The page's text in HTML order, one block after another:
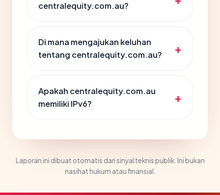
centralequity.com.au?
Di mana mengajukan keluhan
tentang centralequity.com.au?
Apakah centralequity.com.au
memiliki IPv6?
Laporan ini dibuat otomatis dari sinyal teknis publik. Ini bukan
nasihat hukum atau finansial.